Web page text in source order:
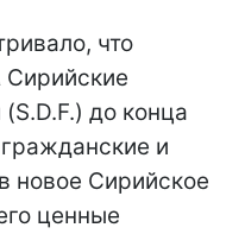
что
до конца
и
новое Сирийское
ценные